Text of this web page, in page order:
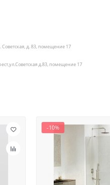
д. 83, помещение 17
д.83, помещение 17
-10%